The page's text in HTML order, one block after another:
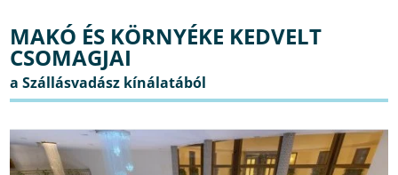
MAKÓ ÉS KÖRNYÉKE KEDVELT
CSOMAGJAI